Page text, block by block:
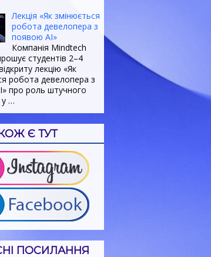
Лекція «Як змінюється
робота девелопера з
появою AI»
Компанія Mindtech
студентів 2–4
лекцію «Як
робота девелопера з
про роль штучного
…
Є ТУТ
ПОСИЛАННЯ